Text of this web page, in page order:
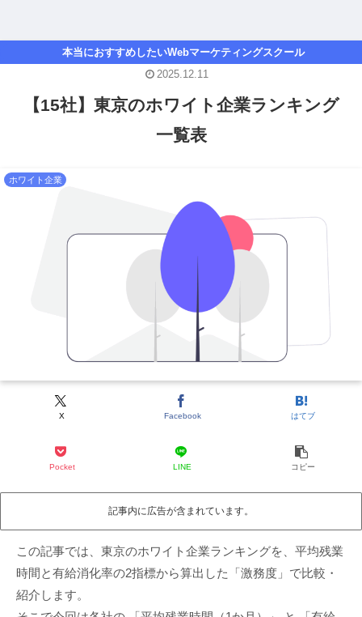
本当におすすめしたいWebマーケティングスクール
【15社】東京のホワイト企業ランキング
一覧表
ホワイト企業
X Facebook はてブ
Pocket LINE コピー
2025.12.11
記事内に広告が含まれています。
この記事では、東京のホワイト企業ランキングを、平均残業
時間と有給消化率の2指標から算出した「激務度」で比較・
紹介します。